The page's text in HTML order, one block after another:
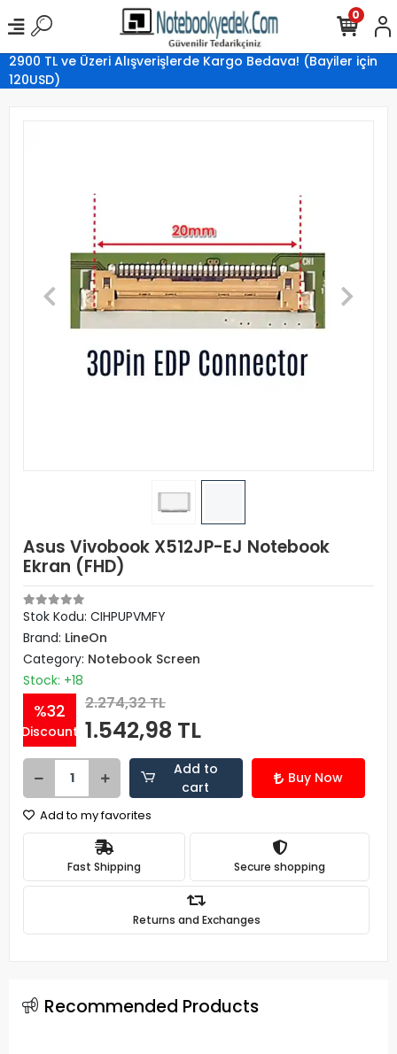
2900 TL ve Üzeri Alışverişlerde Kargo Bedava! (Bayiler için
120USD)
0
Asus Vivobook X512JP-EJ Notebook
Ekran (FHD)
Stok Kodu: CIHPUPVMFY
Brand: LineOn
Category: Notebook Screen
Stock: +18
%32
Discount
2.274,32 TL
1.542,98 TL
Add to
cart
Buy Now
Add to my favorites
Fast Shipping Secure shopping
Returns and Exchanges
Recommended Products